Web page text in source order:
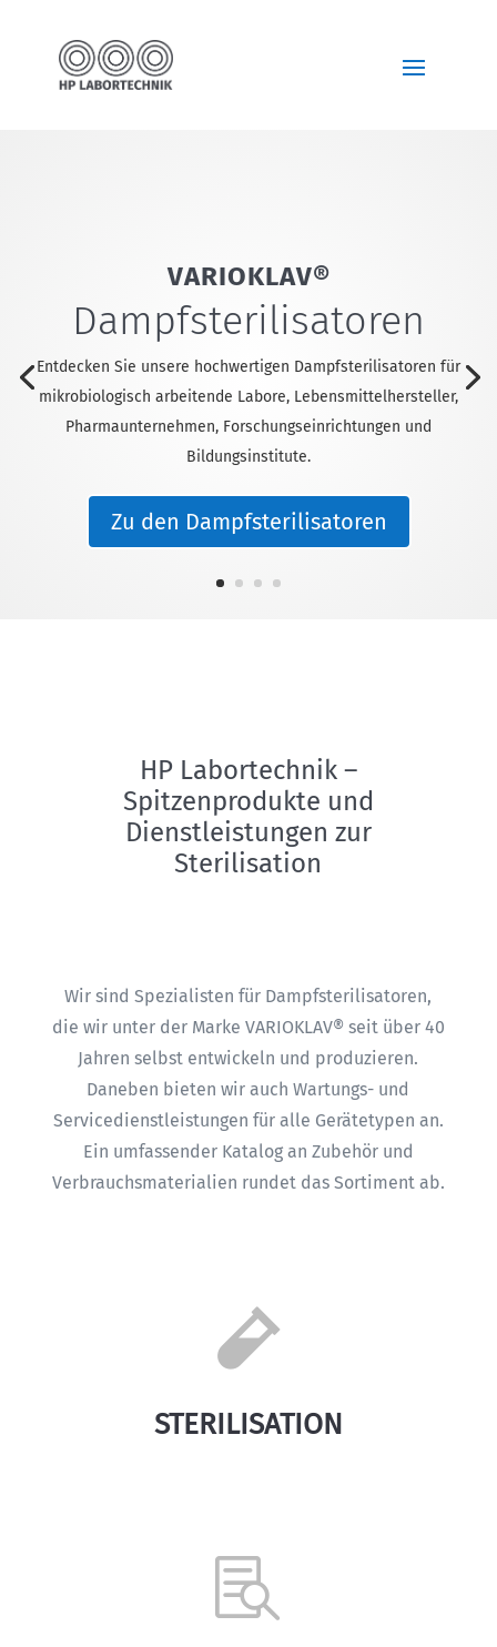
Entdecken Sie unsere hochwertigen Dampfsterilisatoren für
mikrobiologisch arbeitende Labore, Lebensmittelhersteller,
HP Labortechnik –
Spitzenprodukte und
Dienstleistungen zur
Sterilisation
Wir sind Spezialisten für Dampfsterilisatoren,
die wir unter der Marke VARIOKLAV® seit über 40
Jahren selbst entwickeln und produzieren.
Daneben bieten wir auch Wartungs- und
Servicedienstleistungen für alle Gerätetypen an.
Ein umfassender Katalog an Zubehör und
Verbrauchsmaterialien rundet das Sortiment ab.

STERILISATION
